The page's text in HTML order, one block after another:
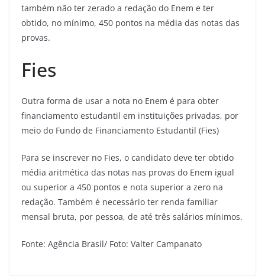
também não ter zerado a redação do Enem e ter
obtido, no mínimo, 450 pontos na média das notas das
provas.
Fies
Outra forma de usar a nota no Enem é para obter
financiamento estudantil em instituições privadas, por
meio do Fundo de Financiamento Estudantil (Fies)
Para se inscrever no Fies, o candidato deve ter obtido
média aritmética das notas nas provas do Enem igual
ou superior a 450 pontos e nota superior a zero na
redação. Também é necessário ter renda familiar
mensal bruta, por pessoa, de até três salários mínimos.
Fonte: Agência Brasil/ Foto: Valter Campanato